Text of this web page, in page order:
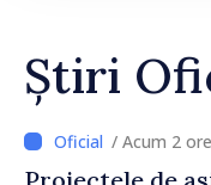
Știri
/ Acum 2 ore